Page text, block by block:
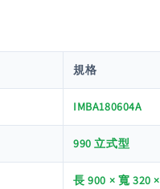
規格
IMBA180604A
990 立式型
長 900 × 寬 320